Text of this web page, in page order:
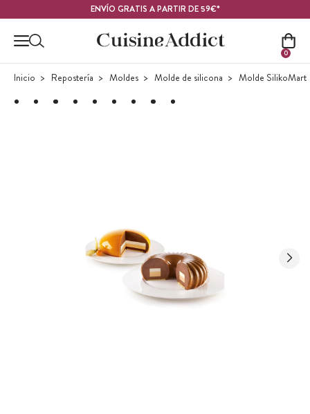
ENVÍO GRATIS A PARTIR DE 59€*
0
Inicio Repostería Moldes Molde de silicona Molde SilikoMart